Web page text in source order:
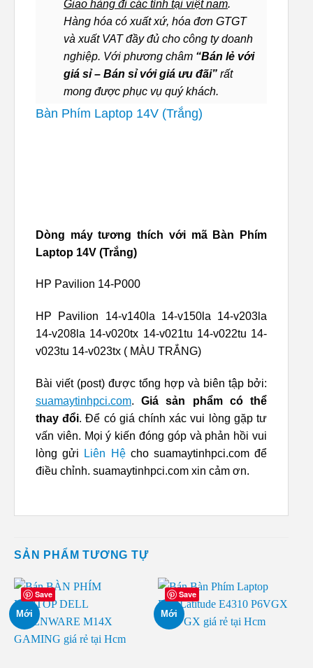
Giao hàng đi các tỉnh tại việt nam
Hàng hóa có xuất xứ, hóa đơn GTGT
và xuất VAT đầy đủ cho công ty doanh
nghiệp. Với phương châm “Bán lẻ với
giá sỉ – Bán sỉ với giá ưu đãi” rất
mong được phục vụ quý khách.
Bàn Phím Laptop 14V (Trắng)
Dòng máy tương thích với mã Bàn Phím
Laptop 14V (Trắng)
HP Pavilion 14-P000
HP Pavilion 14-v140la 14-v150la 14-v203la
14-v208la 14-v020tx 14-v021tu 14-v022tu 14-
v023tu 14-v023tx ( MÀU TRẮNG)
Bài viết (post) được tổng hợp và biên tập bởi:
suamaytinhpci.com .Giá sản phẩm có thể
thay đổi . Để có giá chính xác vui lòng gặp tư
vấn viên. Mọi ý kiến đóng góp và phản hồi vui
lòng gửi Liên Hệcho suamaytinhpci.com để
điều chỉnh. suamaytinhpci.com xin cảm ơn.
SẢN PHẨM TƯƠNG TỰ
Save
Mới
Save
Mới